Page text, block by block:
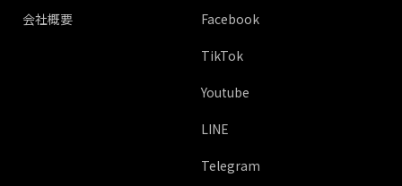
会社概要 Facebook
TikTok
Youtube
LINE
Telegram